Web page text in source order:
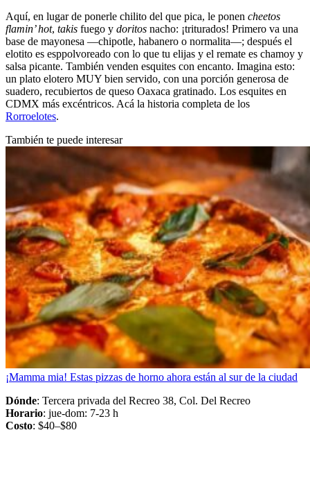
Aquí, en lugar de ponerle chilito del que pica, le ponen cheetos
flamin’ hot, takis fuego y doritos nacho: ¡triturados! Primero va una
base de mayonesa —chipotle, habanero o normalita—; después el
elotito es esppolvoreado con lo que tu elijas y el remate es chamoy y
salsa picante. También venden esquites con encanto. Imagina esto:
un plato elotero MUY bien servido, con una porción generosa de
suadero, recubiertos de queso Oaxaca gratinado. Los esquites en
CDMX más excéntricos. Acá la historia completa de los
Rorroelotes.
También te puede interesar
¡Mamma mia! Estas pizzas de horno ahora están al sur de la ciudad
Dónde: Tercera privada del Recreo 38, Col. Del Recreo
Horario: jue-dom: 7-23 h
Costo: $40–$80